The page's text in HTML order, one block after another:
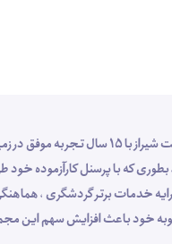
شرکت خدمات گردشگری و مسافرت
. ارایه خدمات برتر گردشگری ،